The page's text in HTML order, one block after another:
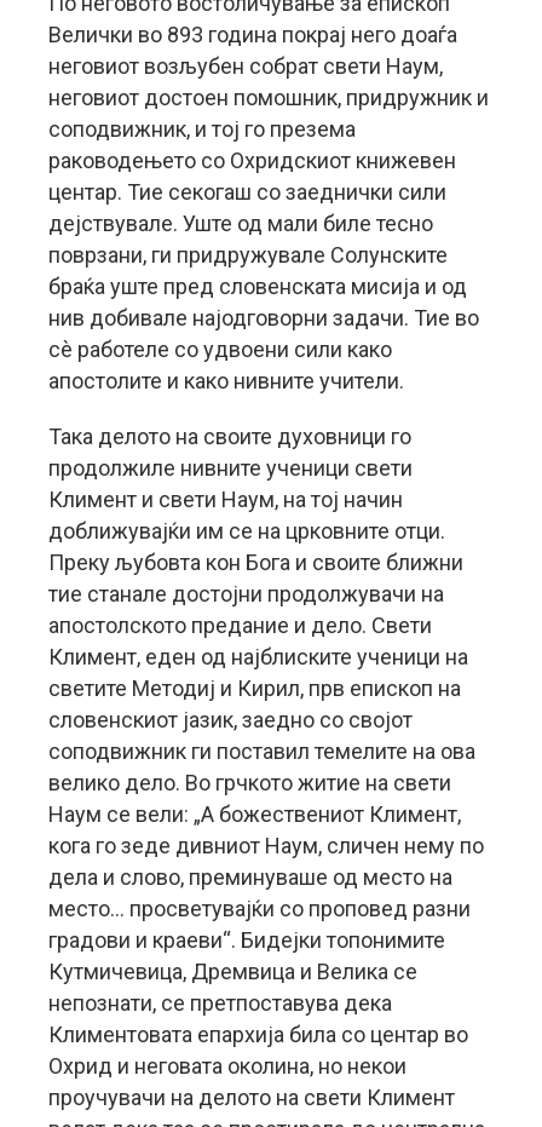
Велички во 893 година покрај него доаѓа
неговиот возљубен собрат свети Наум,
неговиот достоен помошник, придружник и
соподвижник, и тој го презема
раководењето со Охридскиот книжевен
центар. Тие секогаш со заеднички сили
дејствувале. Уште од мали биле тесно
поврзани, ги придружувале Солунските
браќа уште пред словенската мисија и од
нив добивале најодговорни задачи. Тие во
сè работеле со удвоени сили како
апостолите и како нивните учители.
Така делото на своите духовници го
продолжиле нивните ученици свети
Климент и свети Наум, на тој начин
доближувајќи им се на црковните отци.
Преку љубовта кон Бога и своите ближни
тие станале достојни продолжувачи на
апостолското предание и дело. Свети
Климент, еден од најблиските ученици на
светите Методиј и Кирил, прв епископ на
словенскиот јазик, заедно со својот
соподвижник ги поставил темелите на ова
велико дело. Во грчкото житие на свети
Наум се вели: „А божествениот Климент,
кога го зеде дивниот Наум, сличен нему по
дела и слово, преминуваше од место на
место… просветувајќи со проповед разни
градови и краеви“. Бидејки топонимите
Кутмичевица, Дремвица и Велика се
непознати, се претпоставува дека
Климентовата епархија била со центар во
Охрид и неговата околина, но некои
проучувачи на делото на свети Климент